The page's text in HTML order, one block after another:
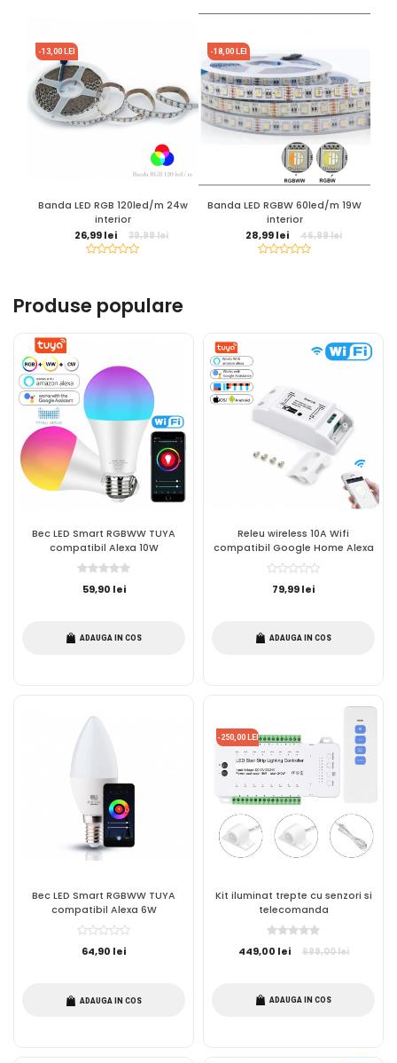
-13,00 LEI
Banda LED RGB 120led/m 24w
interior
26,99 lei
39,99 lei
-18,00 LEI
Banda LED RGBW 60led/m 19W
interior
28,99 lei
46,99 lei
Produse populare
Bec LED Smart RGBWW TUYA
compatibil Alexa 10W
59,90 lei
ADAUGA IN COS
Releu wireless 10A Wifi
compatibil Google Home Alexa
79,99 lei
ADAUGA IN COS
Bec LED Smart RGBWW TUYA
compatibil Alexa 6W
64,90 lei
ADAUGA IN COS
-250,00 LEI
Kit iluminat trepte cu senzori si
telecomanda
449,00 lei 699,00 lei
ADAUGA IN COS